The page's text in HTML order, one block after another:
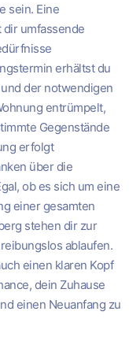
sein. Eine
umfassende
erhältst du
der notwendigen
entrümpelt,
Gegenstände
erfolgt
über die
ob es sich um eine
einer gesamten
stehen dir zur
ablaufen.
einen klaren Kopf
dein Zuhause
einen Neuanfang zu